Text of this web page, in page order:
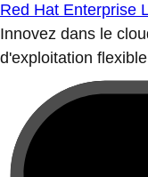
Red Hat Enterprise
Innovez dans le
d'exploitation